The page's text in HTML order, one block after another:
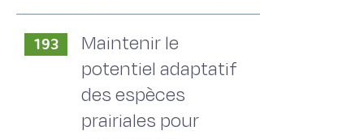
193
Maintenir le
potentiel adaptatif
des espèces
prairiales pour